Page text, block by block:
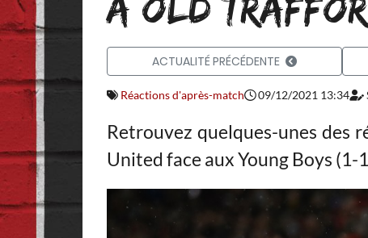
ACTUALITÉ PRÉCÉDENTE
Réactions d'après-match 09/12/2021 13:34
Retrouvez quelques-unes des
United face aux Young Boys (1-